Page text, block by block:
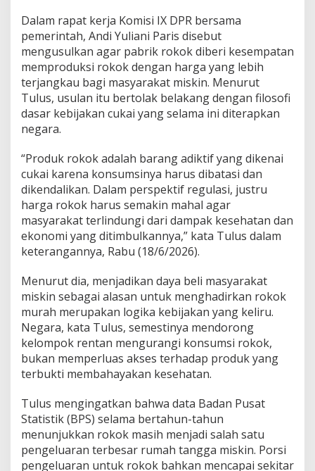
:
M
e
r
e
n
d
h
n
M
r
t
a
b
a
t
a
n
A
k
a
l
S
e
a
t
K
e
b
i
Dalam rapat kerja Komisi IX DPR bersama
pemerintah, Andi Yuliani Paris disebut
mengusulkan agar pabrik rokok diberi kesempatan
memproduksi rokok dengan harga yang lebih
terjangkau bagi masyarakat miskin. Menurut
Tulus, usulan itu bertolak belakang dengan filosofi
dasar kebijakan cukai yang selama ini diterapkan
negara.
“Produk rokok adalah barang adiktif yang dikenai
cukai karena konsumsinya harus dibatasi dan
dikendalikan. Dalam perspektif regulasi, justru
harga rokok harus semakin mahal agar
masyarakat terlindungi dari dampak kesehatan dan
ekonomi yang ditimbulkannya,” kata Tulus dalam
keterangannya, Rabu (18/6/2026).
Menurut dia, menjadikan daya beli masyarakat
miskin sebagai alasan untuk menghadirkan rokok
murah merupakan logika kebijakan yang keliru.
Negara, kata Tulus, semestinya mendorong
kelompok rentan mengurangi konsumsi rokok,
bukan memperluas akses terhadap produk yang
terbukti membahayakan kesehatan.
Tulus mengingatkan bahwa data Badan Pusat
Statistik (BPS) selama bertahun-tahun
menunjukkan rokok masih menjadi salah satu
pengeluaran terbesar rumah tangga miskin. Porsi
pengeluaran untuk rokok bahkan mencapai sekitar